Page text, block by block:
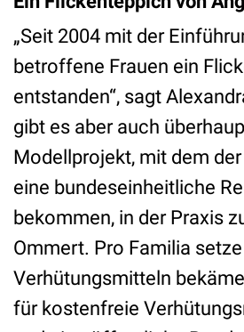
„Seit 2004 mit der
betroffene Frauen ein
entstanden“, sagt
gibt es aber auch
Modellprojekt, mit dem
eine bundeseinheitliche
bekommen, in der Praxis
Ommert. Pro Familia
Verhütungsmitteln
für kostenfreie